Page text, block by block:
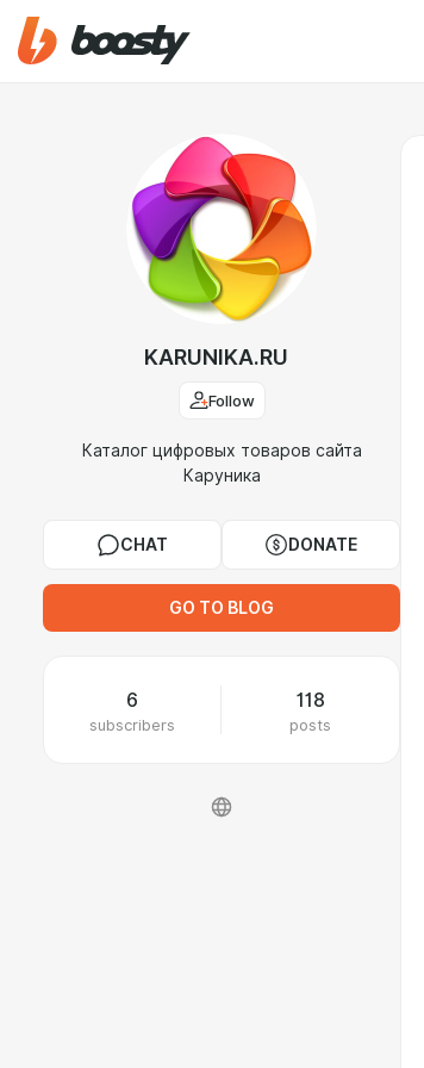
KARUNIKA.RU
Follow
Каталог цифровых товаров сайта
Каруника
CHAT DONATE
GO TO BLOG
6
subscribers
118
posts